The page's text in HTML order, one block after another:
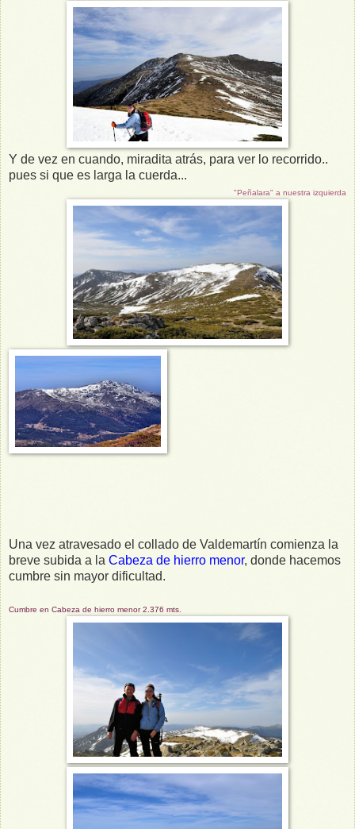
Y de vez en cuando, miradita atrás, para ver lo recorrido..
pues si que es larga la cuerda...
"Peñalara" a nuestra izquierda
Una vez atravesado el collado de Valdemartín comienza la
breve subida a la Cabeza de hierro menor, donde hacemos
cumbre sin mayor dificultad.
Cumbre en Cabeza de hierro menor 2.376 mts.